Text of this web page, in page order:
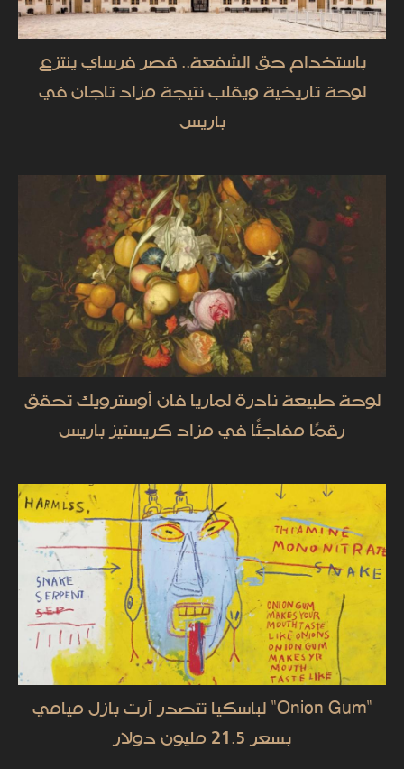
باستخدام حق الشفعة.. قصر فرساي ينتزع
لوحة تاريخية ويقلب نتيجة مزاد تاجان في
باريس
لوحة طبيعة نادرة لماريا فان أوسترويك تحقق
رقمًا مفاجئًا في مزاد كريستيز باريس
"Onion Gum" لباسكيا تتصدر آرت بازل ميامي
بسعر 21.5 مليون دولار